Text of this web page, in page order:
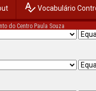
spellcheck Vocabulário
do Centro Paula Souza